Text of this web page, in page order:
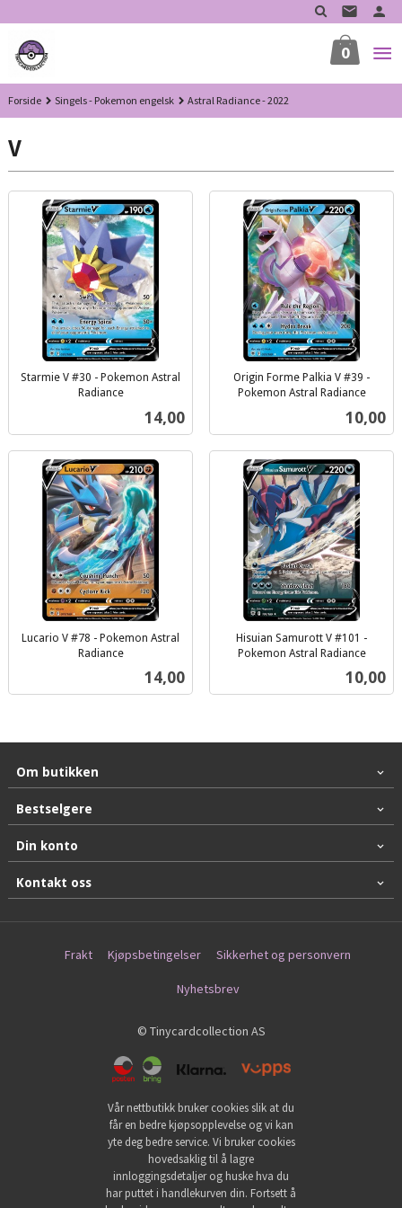
til
innholdet
0
Forside Singels - Pokemon engelsk Astral Radiance - 2022
V
Starmie V #30 - Pokemon Astral
Radiance
Pris
14,00
Origin Forme Palkia V #39 -
Pokemon Astral Radiance
Pris
10,00
Lucario V #78 - Pokemon Astral
Radiance
Pris
14,00
Hisuian Samurott V #101 -
Pokemon Astral Radiance
Pris
10,00
Om butikken
Bestselgere
Din konto
Kontakt oss
Frakt Kjøpsbetingelser Sikkerhet og personvern
Nyhetsbrev
© Tinycardcollection AS
Vår nettbutikk bruker cookies slik at du
får en bedre kjøpsopplevelse og vi kan
yte deg bedre service. Vi bruker cookies
hovedsaklig til å lagre
innloggingsdetaljer og huske hva du
har puttet i handlekurven din. Fortsett å